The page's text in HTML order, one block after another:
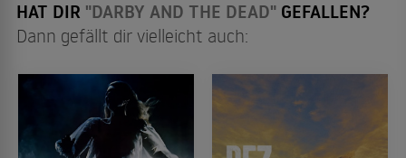
HAT DIR "DARBY AND THE DEAD" GEFALLEN?
Dann gefällt dir vielleicht auch: